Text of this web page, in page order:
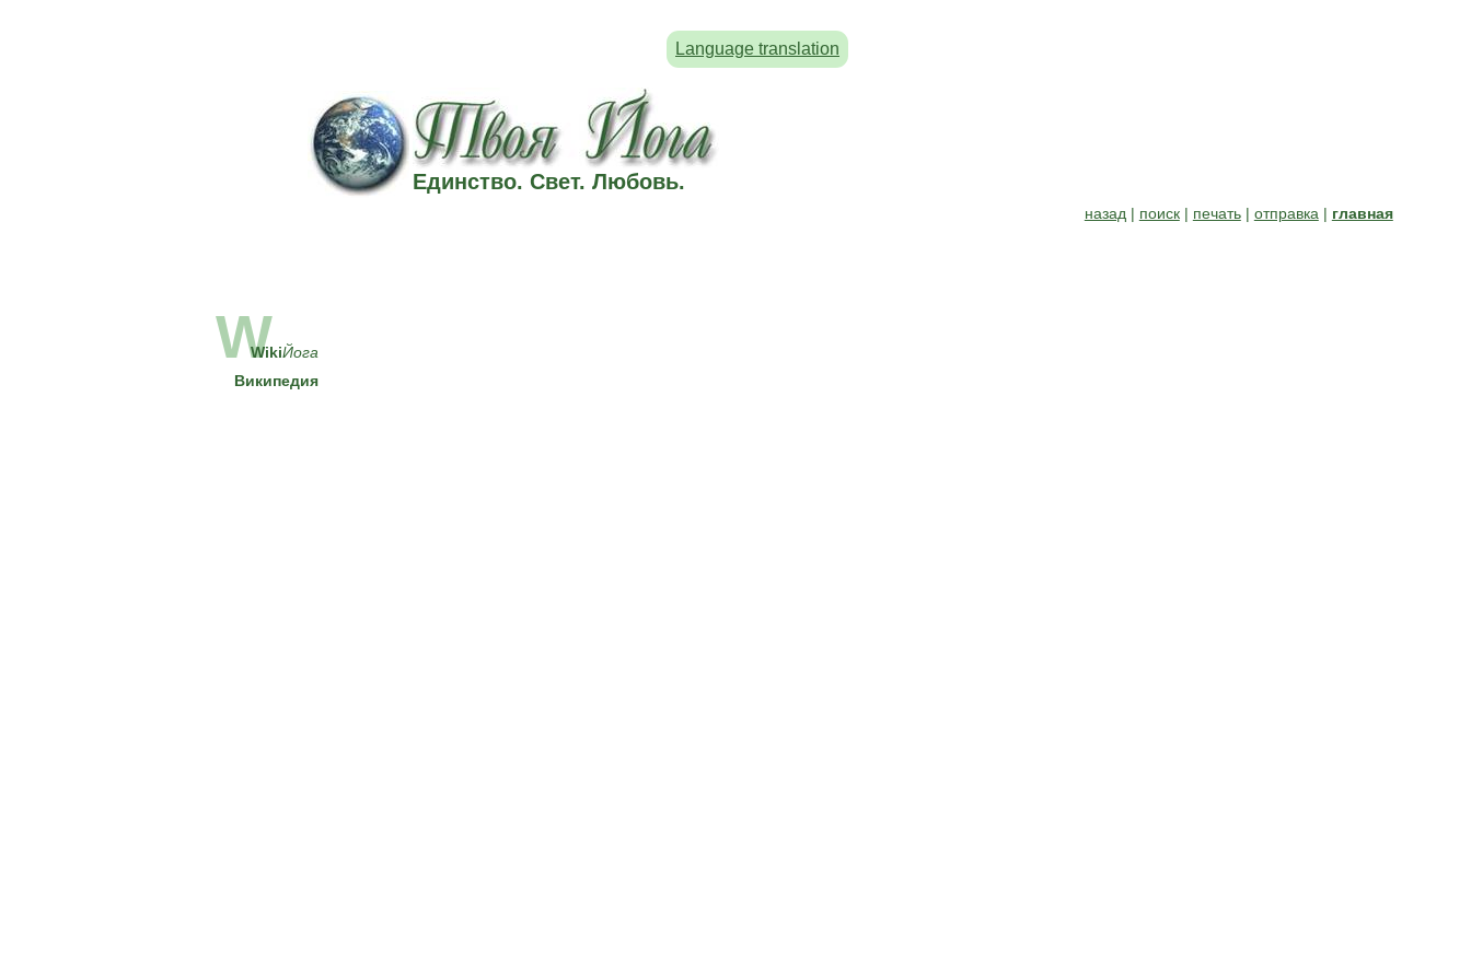
Language translation
Единство. Свет. Любовь.
назад | поиск| печать| отправка | главная
W
WikiЙога
Википедия